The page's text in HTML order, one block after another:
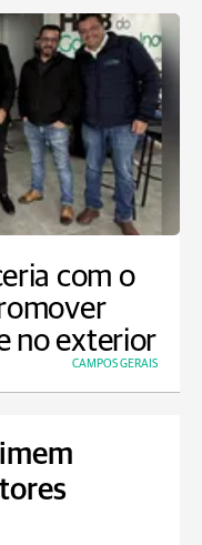
com o
no exterior
CAMPOS GERAIS